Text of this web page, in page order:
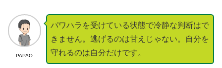
PAPAO
パワハラを受けている状態で冷静な判断はで
きません。逃げるのは甘えじゃない。自分を
守れるのは自分だけです。